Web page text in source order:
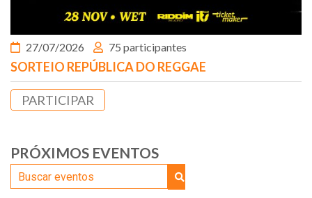
27/07/2026 75 participantes
SORTEIO REPÚBLICA DO REGGAE
PARTICIPAR
PRÓXIMOS EVENTOS